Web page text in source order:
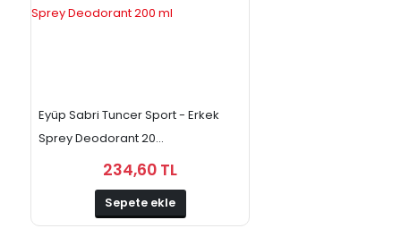
Eyüp Sabri Tuncer Sport - Erkek
Sprey Deodorant 20...
234,60 TL
Sepete ekle